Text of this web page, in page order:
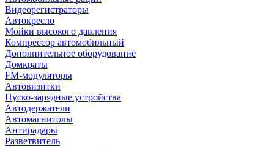
Видеорегистраторы
Автокресло
Мойки высокого давления
Компрессор автомобильный
Дополнительное оборудование
Домкраты
FM-модуляторы
Автовизитки
Пуско-зарядные устройства
Автодержатели
Автомагнитолы
Антирадары
Разветвитель